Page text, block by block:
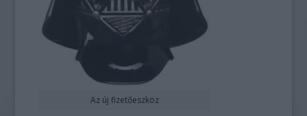
Az új fizetőeszköz